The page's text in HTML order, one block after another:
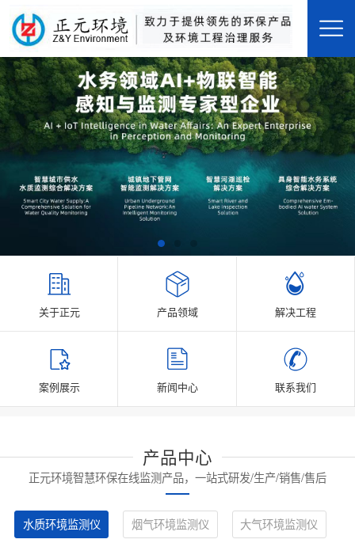
关于正元 产品领域 解决工程
案例展示 新闻中心 联系我们
产品中心
正元环境智慧环保在线监测产品，一站式研发/生产/销售/售后
水质环境监测仪 烟气环境监测仪 大气环境监测仪